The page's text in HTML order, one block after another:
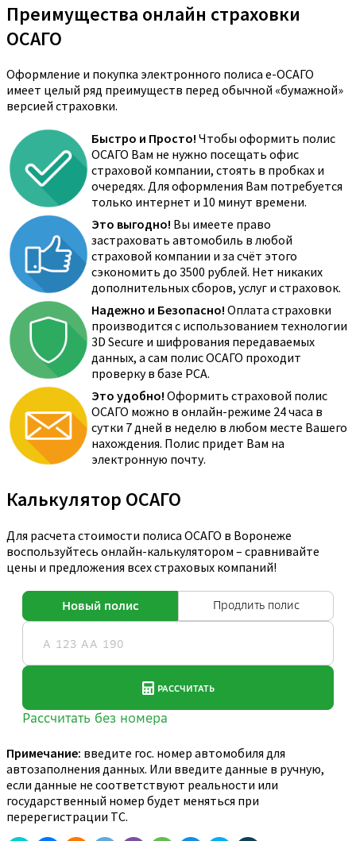
Преимущества онлайн страховки
ОСАГО
Оформление и покупка электронного полиса е-ОСАГО
имеет целый ряд преимуществ перед обычной «бумажной»
версией страховки.
Быстро и Просто! Чтобы оформить полис
ОСАГО Вам не нужно посещать офис
страховой компании, стоять в пробках и
очередях. Для оформления Вам потребуется
только интернет и 10 минут времени.
Это выгодно! Вы имеете право
застраховать автомобиль в любой
страховой компании и за счёт этого
сэкономить до 3500 рублей. Нет никаких
дополнительных сборов, услуг и страховок.
Надежно и Безопасно! Оплата страховки
производится с использованием технологии
3D Secure и шифрования передаваемых
данных, а сам полис ОСАГО проходит
проверку в базе РСА.
Это удобно! Оформить страховой полис
ОСАГО можно в онлайн-режиме 24 часа в
сутки 7 дней в неделю в любом месте Вашего
нахождения. Полис придет Вам на
электронную почту.
Калькулятор ОСАГО
Для расчета стоимости полиса ОСАГО в Воронеже
воспользуйтесь онлайн-калькулятором – сравнивайте
цены и предложения всех страховых компаний!
Примечание: введите гос. номер автомобиля для
автозаполнения данных. Или введите данные в ручную,
если данные не соответствуют реальности или
государственный номер будет меняться при
перерегистрации ТС.